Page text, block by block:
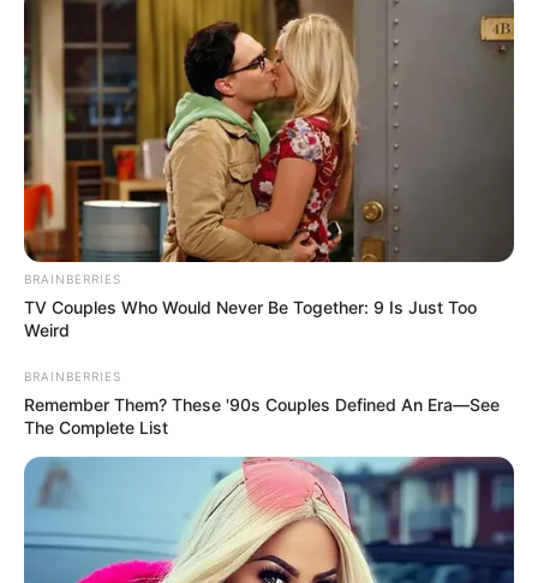
BRAINBERRIES
TV Couples Who Would Never Be Together: 9 Is Just Too
Weird
BRAINBERRIES
Remember Them? These '90s Couples Defined An Era—See
The Complete List